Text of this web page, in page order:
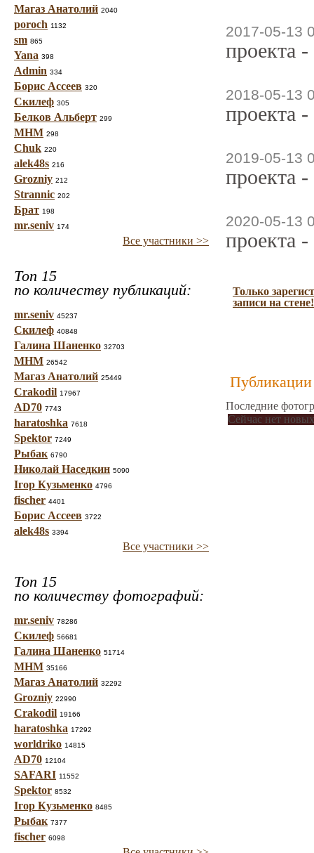
Магаз Анатолий 2040
poroch 1132
sm 865
Yana 398
Admin 334
Борис Ассеев 320
Скилеф 305
Белков Альберт 299
МНМ 298
Chuk 220
alek48s 216
Grozniy 212
Strannic 202
Брат 198
mr.seniv 174
Все участники >>
Топ 15
по количеству публикаций:
mr.seniv 45237
Скилеф 40848
Галина Шаненко 32703
МНМ 26542
Магаз Анатолий 25449
Crakodil 17967
AD70 7743
haratoshka 7618
Spektor 7249
Рыбак 6790
Николай Наседкин 5090
Ігор Кузьменко 4796
fischer 4401
Борис Ассеев 3722
alek48s 3394
Все участники >>
Топ 15
по количеству фотографий:
mr.seniv 78286
Скилеф 56681
Галина Шаненко 51714
МНМ 35166
Магаз Анатолий 32292
Grozniy 22990
Crakodil 19166
haratoshka 17292
worldriko 14815
AD70 12104
SAFARI 11552
Spektor 8532
Ігор Кузьменко 8485
Рыбак 7377
fischer 6098
2017-05-13
проекта
2018-05-13
проекта
2019-05-13
проекта
2020-05-13
проекта
Только
записи на стене!
Публикации
Последние
Сейчас нет